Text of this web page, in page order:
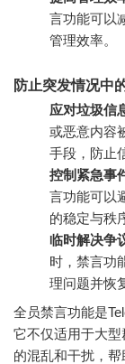
言功能可以
管理效率。
防止突发情况中
应对垃圾信
或恶意内容
手段，防止
控制紧急事
言功能可以
的稳定与秩
临时解决争
时，禁言功
理问题并恢
全员禁言功能是
它不仅适用于大
的混乱和干扰，